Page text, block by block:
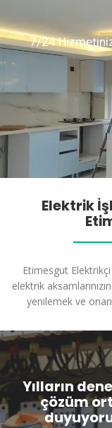
7/24
Elektrik
Etimesgut
elektrik
yenilemek ve
Yılların
çözüm